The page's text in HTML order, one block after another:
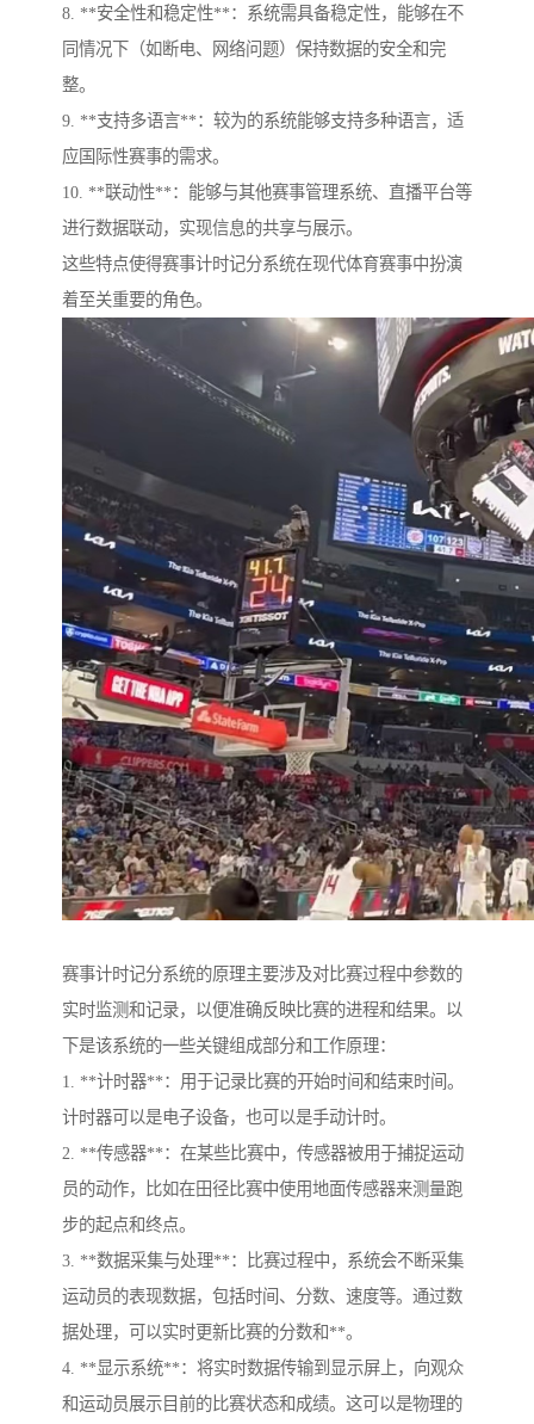
8. **安全性和稳定性**：系统需具备稳定性，能够在不
同情况下（如断电、网络问题）保持数据的安全和完
整。
9. **支持多语言**：较为的系统能够支持多种语言，适
应国际性赛事的需求。
10. **联动性**：能够与其他赛事管理系统、直播平台等
进行数据联动，实现信息的共享与展示。
这些特点使得赛事计时记分系统在现代体育赛事中扮演
着至关重要的角色。
赛事计时记分系统的原理主要涉及对比赛过程中参数的
实时监测和记录，以便准确反映比赛的进程和结果。以
下是该系统的一些关键组成部分和工作原理：
1. **计时器**：用于记录比赛的开始时间和结束时间。
计时器可以是电子设备，也可以是手动计时。
2. **传感器**：在某些比赛中，传感器被用于捕捉运动
员的动作，比如在田径比赛中使用地面传感器来测量跑
步的起点和终点。
3. **数据采集与处理**：比赛过程中，系统会不断采集
运动员的表现数据，包括时间、分数、速度等。通过数
据处理，可以实时更新比赛的分数和**。
4. **显示系统**：将实时数据传输到显示屏上，向观众
和运动员展示目前的比赛状态和成绩。这可以是物理的